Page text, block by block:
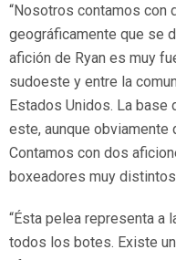
“Nosotros contamos con
geográficamente que se
afición de Ryan es muy
sudoeste y entre la
Estados Unidos. La base
este, aunque obviamente
Contamos con dos
boxeadores muy
“Ésta pelea representa a
todos los botes. Existe